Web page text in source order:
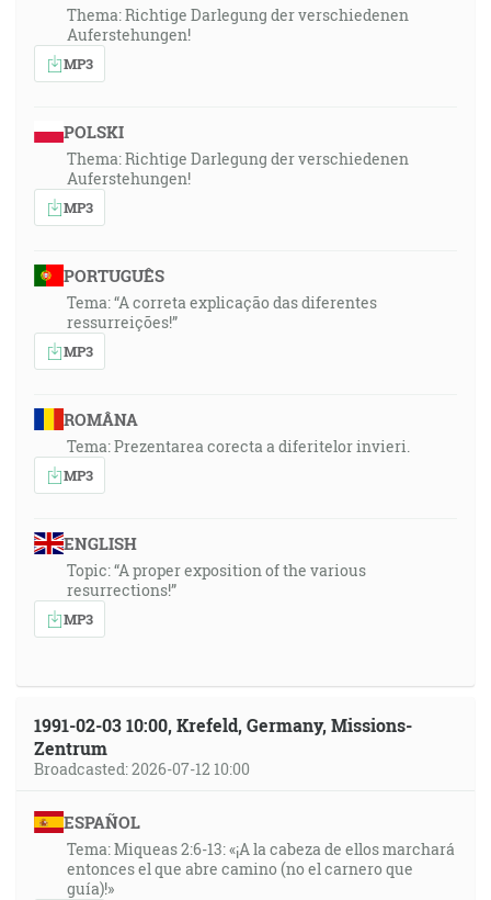
Thema: Richtige Darlegung der verschiedenen
Auferstehungen!
MP3
POLSKI
Thema: Richtige Darlegung der verschiedenen
Auferstehungen!
MP3
PORTUGUÊS
Tema: “A correta explicação das diferentes
ressurreições!”
MP3
ROMÂNA
Tema: Prezentarea corecta a diferitelor invieri.
MP3
ENGLISH
Topic: “A proper exposition of the various
resurrections!”
MP3
1991-02-03 10:00, Krefeld, Germany, Missions-
Zentrum
Broadcasted: 2026-07-12 10:00
ESPAÑOL
Tema: Miqueas 2:6-13: «¡A la cabeza de ellos marchará
entonces el que abre camino (no el carnero que
guía)!»